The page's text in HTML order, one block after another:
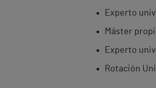
Experto
Máster
Experto
Rotación